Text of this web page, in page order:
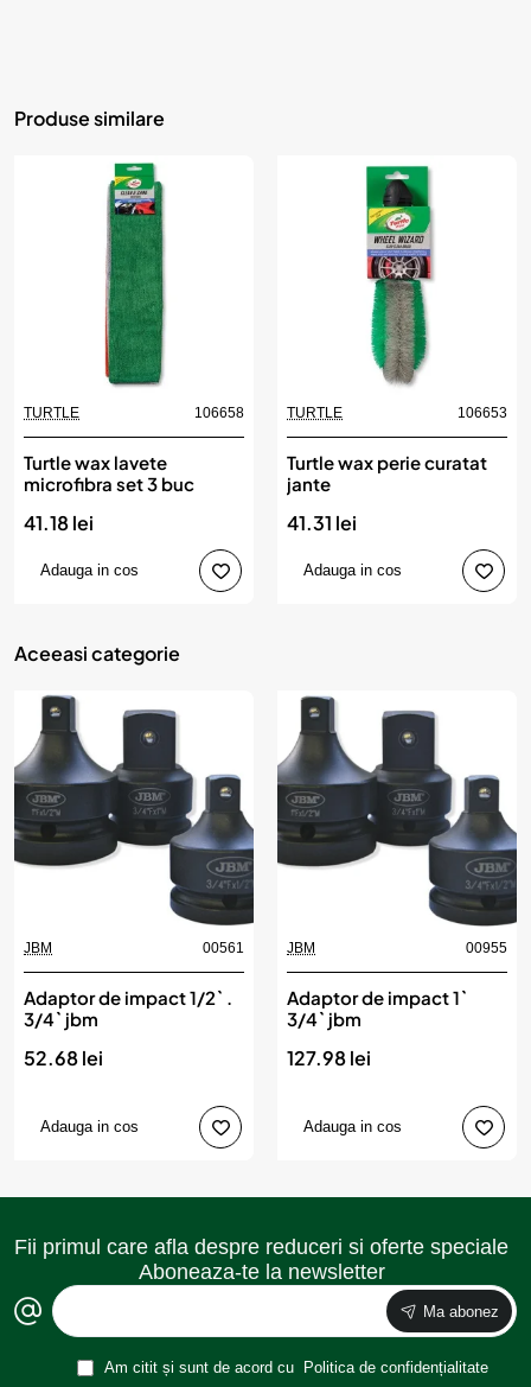
Produse similare
TURTLE 106658
Turtle wax lavete
microfibra set 3 buc
41.18 lei
Adauga in cos
TURTLE 106653
Turtle wax perie curatat
jante
41.31 lei
Adauga in cos
Aceeasi categorie
JBM 00561
Adaptor de impact 1/2` .
3/4` jbm
52.68 lei
Adauga in cos
JBM 00955
Adaptor de impact 1`
3/4` jbm
127.98 lei
Adauga in cos
Fii primul care afla despre reduceri si oferte speciale
Aboneaza-te la newsletter
Ma abonez
Am citit și sunt de acord cu Politica de confidențialitate